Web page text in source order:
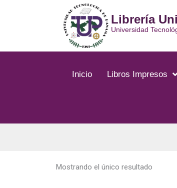
Librería
Universidad
Inicio Libros Impresos
Mostrando el único resultado